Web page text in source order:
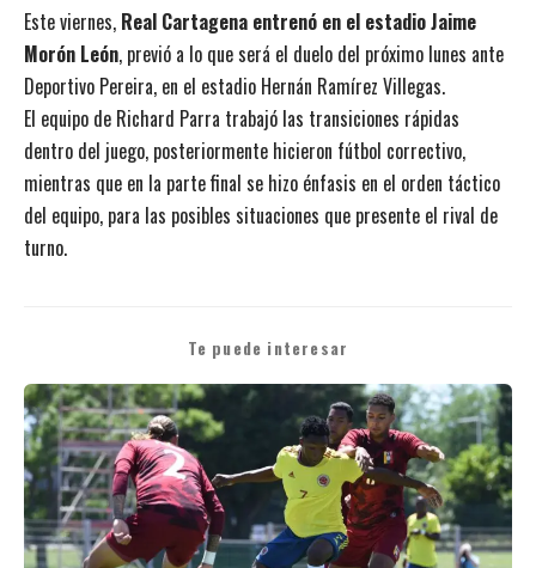
Este viernes, Real Cartagena entrenó en el estadio Jaime
Morón León, previó a lo que será el duelo del próximo lunes ante
Deportivo Pereira, en el estadio Hernán Ramírez Villegas.
El equipo de Richard Parra trabajó las transiciones rápidas
dentro del juego, posteriormente hicieron fútbol correctivo,
mientras que en la parte final se hizo énfasis en el orden táctico
del equipo, para las posibles situaciones que presente el rival de
turno.
Te puede interesar